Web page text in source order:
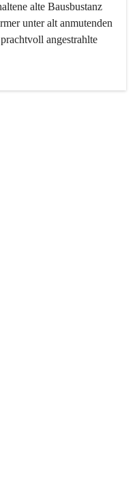
alte Bausbustanz
unter alt anmutenden
angestrahlte
mehr, ist aber integrativer